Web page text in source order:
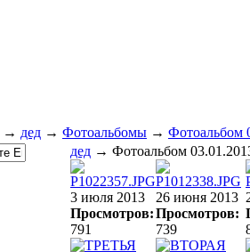
→ дед → Фотоальбомы → Фотоальбом
дед → Фотоальбом
3 июля 2013
Просмотров:
791
26 июня 2013
Просмотров:
739